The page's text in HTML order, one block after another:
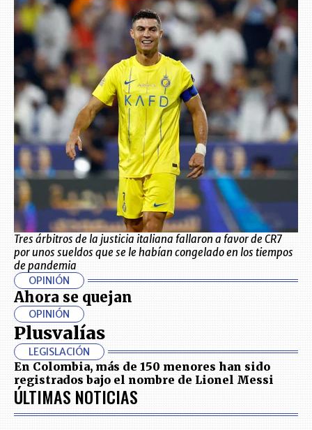
Tres árbitros de la justicia italiana fallaron a favor de CR7
por unos sueldos que se le habían congelado en los tiempos
de pandemia
OPINIÓN
Ahora se quejan
OPINIÓN
Plusvalías
LEGISLACIÓN
En Colombia, más de 150 menores han sido
registrados bajo el nombre de Lionel Messi
ÚLTIMAS NOTICIAS